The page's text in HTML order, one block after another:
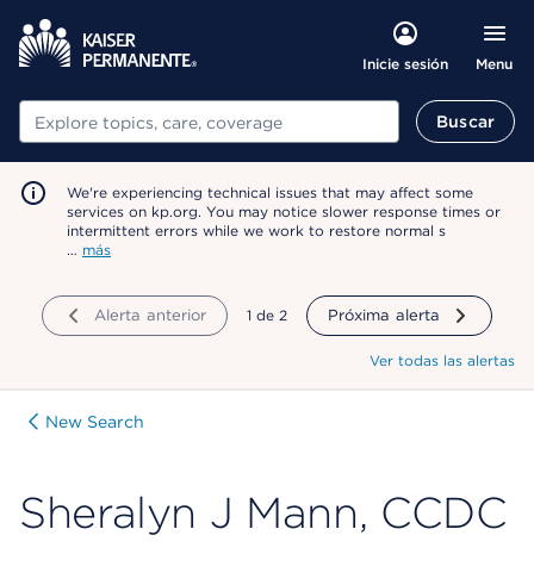
Inicie sesión Menu
Buscar Buscar
We're experiencing technical issues that may affect some
services on kp.org. You may notice slower response times or
intermittent errors while we work to restore normal s
… más
Alerta anterior mostrando
1 de 2 Próxima alerta
Ver todas las alertas
New Search
Sheralyn J Mann, CCDC